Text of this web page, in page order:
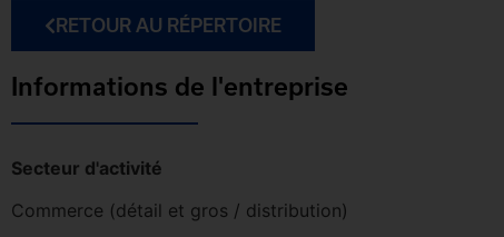
RETOUR AU RÉPERTOIRE
Informations de l'entreprise
Secteur d'activité
Commerce (détail et gros / distribution)